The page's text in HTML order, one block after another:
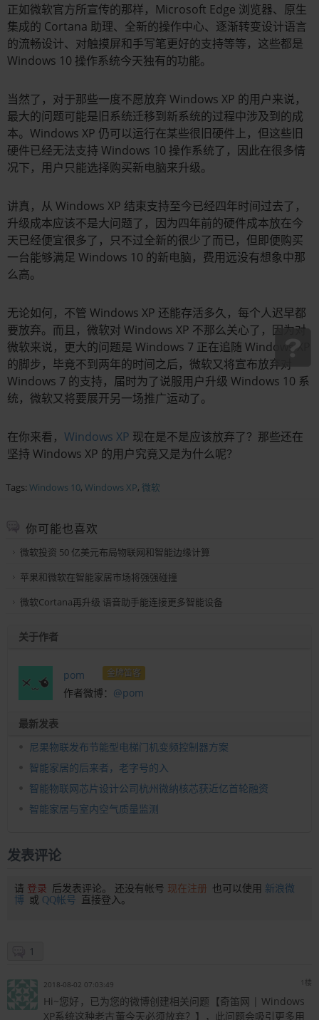
正如微软官方所宣传的那样，Microsoft Edge 浏览器、原生
集成的 Cortana 助理、全新的操作中心、逐渐转变设计语言
的流畅设计、对触摸屏和手写笔更好的支持等等，这些都是
Windows 10 操作系统今天独有的功能。
当然了，对于那些一度不愿放弃 Windows XP 的用户来说，
最大的问题可能是旧系统迁移到新系统的过程中涉及到的成
本。Windows XP 仍可以运行在某些很旧硬件上，但这些旧
硬件已经无法支持 Windows 10 操作系统了，因此在很多情
况下，用户只能选择购买新电脑来升级。
讲真，从 Windows XP 结束支持至今已经四年时间过去了，
升级成本应该不是大问题了，因为四年前的硬件成本放在今
天已经便宜很多了，只不过全新的很少了而已，但即便购买
一台能够满足 Windows 10 的新电脑，费用远没有想象中那
么高。
无论如何，不管 Windows XP 还能存活多久，每个人迟早都
要放弃。而且，微软对 Windows XP 不那么关心了，因为对
微软来说，更大的问题是 Windows 7 正在追随 Windows XP
的脚步，毕竟不到两年的时间之后，微软又将宣布放弃对
Windows 7 的支持，届时为了说服用户升级 Windows 10 系
统，微软又将要展开另一场推广运动了。
在你来看， Windows XP 现在是不是应该放弃了？那些还在
坚持 Windows XP 的用户究竟又是为什么呢？
Tags: Windows 10, Windows XP, 微软
你可能也喜欢
微软投资 50 亿美元布局物联网和智能边缘计算
苹果和微软在智能家居市场将强强碰撞
微软Cortana再升级 语音助手能连接更多智能设备
关于作者
pom 金牌笛客
作者微博： @pom
最新发表
尼果物联发布节能型电梯门机变频控制器方案
智能家居的后来者，老字号的入
智能物联网芯片设计公司杭州微纳核芯获近亿首轮融资
智能家居与室内空气质量监测
发表评论
请 登录 后发表评论。 还没有帐号 现在注册 也可以使用 新浪微
博 或 QQ帐号 直接登入。
1
2018-08-02 07:03:49 1楼
Hi~您好，已为您的微博创建相关问题【奇笛网 | Windows
XP系统这种老古董今天必须放弃？】，此问题会吸引更多用